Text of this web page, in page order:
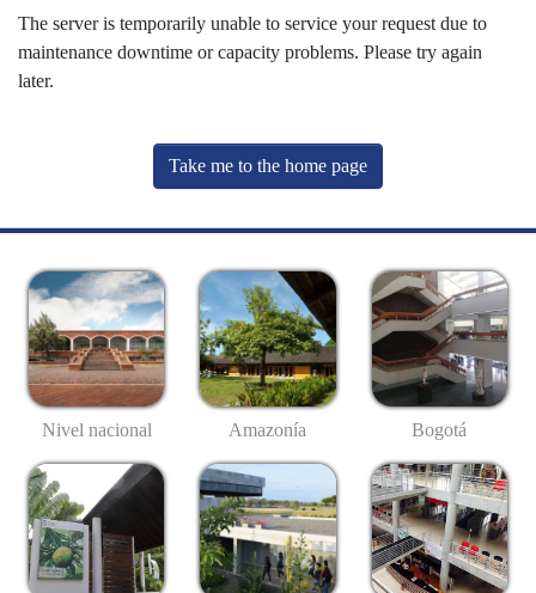
The server is temporarily unable to service your request due to
maintenance downtime or capacity problems. Please try again
later.
Take me to the home page
Nivel nacional Amazonía Bogotá